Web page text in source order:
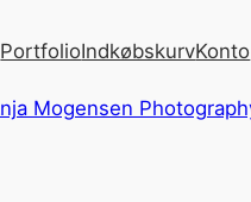
PortfolioIndkøbskurvKonto